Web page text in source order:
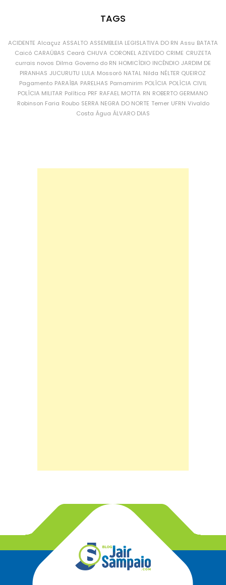
TAGS
ACIDENTE Alcaçuz ASSALTO ASSEMBLEIA LEGISLATIVA DO RN Assu BATATA
Caicó CARAÚBAS Ceará CHUVA CORONEL AZEVEDO CRIME CRUZETA
currais novos Dilma Governo do RN HOMICÍDIO INCÊNDIO JARDIM DE
PIRANHAS JUCURUTU LULA Mossoró NATAL Nilda NÉLTER QUEIROZ
Pagamento PARAÍBA PARELHAS Parnamirim POLÍCIA POLÍCIA CIVIL
POLÍCIA MILITAR Política PRF RAFAEL MOTTA RN ROBERTO GERMANO
Robinson Faria Roubo SERRA NEGRA DO NORTE Temer UFRN Vivaldo
Costa Água ÁLVARO DIAS